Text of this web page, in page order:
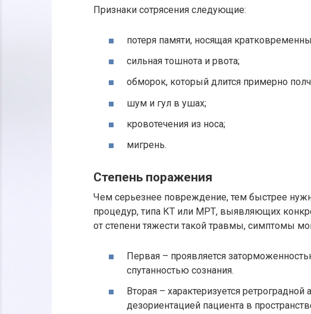
Признаки сотрясения следующие:
потеря памяти, носящая
сильная тошнота и рвота;
обморок, который длится примерно
шум и гул в ушах;
кровотечения из носа;
мигрень.
Степень поражения
Чем серьезнее повреждение, тем быстрее
процедур, типа КТ или МРТ, выявляющих
от степени тяжести такой травмы, симптомы
Первая – проявляется
спутанностью сознания.
Вторая – характеризуется
дезориентацией пациента в